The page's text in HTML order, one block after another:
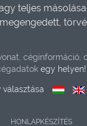
teljes
céginformáció,
egy helyen!
választása
HONLAPKÉSZÍTÉS